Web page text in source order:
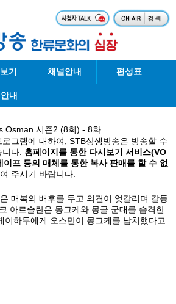
기 채널안내 편성표
내
Osman 시즌2 (8회) - 8화
그램에 대하여, STB상생방송은 방송할 수
다. 홈페이지를 통한 다시보기 서비스(VO
이프 등의 매체를 통한 복사 판매를 할 수 없
주시기 바랍니다.
매복의 배후를 두고 의견이 엇갈리며 갈등
아르슬란은 몽그케와 몽골 군대를 습격한
이하투에게 오스만이 몽그케를 납치했다고